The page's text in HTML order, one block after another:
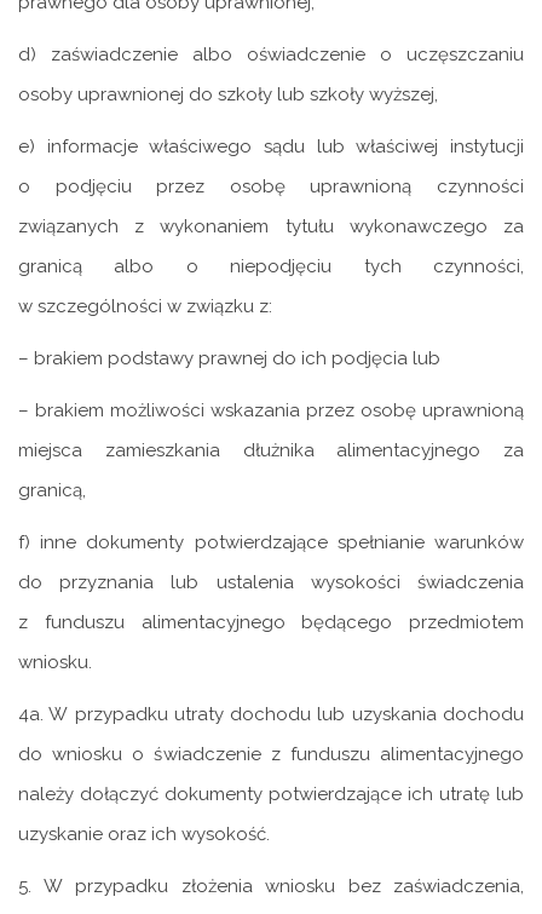
d) zaświadczenie albo oświadczenie o uczęszczaniu
osoby uprawnionej do szkoły lub szkoły wyższej,
e) informacje właściwego sądu lub właściwej instytucji
o podjęciu przez osobę uprawnioną czynności
związanych z wykonaniem tytułu wykonawczego za
granicą albo o niepodjęciu tych czynności,
w szczególności w związku z:
– brakiem podstawy prawnej do ich podjęcia lub
– brakiem możliwości wskazania przez osobę uprawnioną
miejsca zamieszkania dłużnika alimentacyjnego za
granicą,
f) inne dokumenty potwierdzające spełnianie warunków
do przyznania lub ustalenia wysokości świadczenia
z funduszu alimentacyjnego będącego przedmiotem
wniosku.
4a. W przypadku utraty dochodu lub uzyskania dochodu
do wniosku o świadczenie z funduszu alimentacyjnego
należy dołączyć dokumenty potwierdzające ich utratę lub
uzyskanie oraz ich wysokość.
5. W przypadku złożenia wniosku bez zaświadczenia,